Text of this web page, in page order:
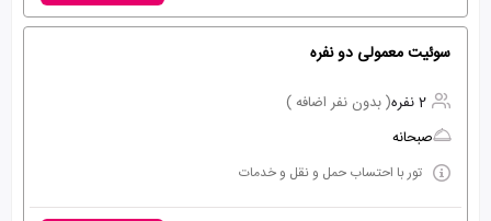
سوئیت معمولی دو نفره
2 نفره
( بدون نفر اضافه )
صبحانه
تور با احتساب حمل و نقل و خدمات